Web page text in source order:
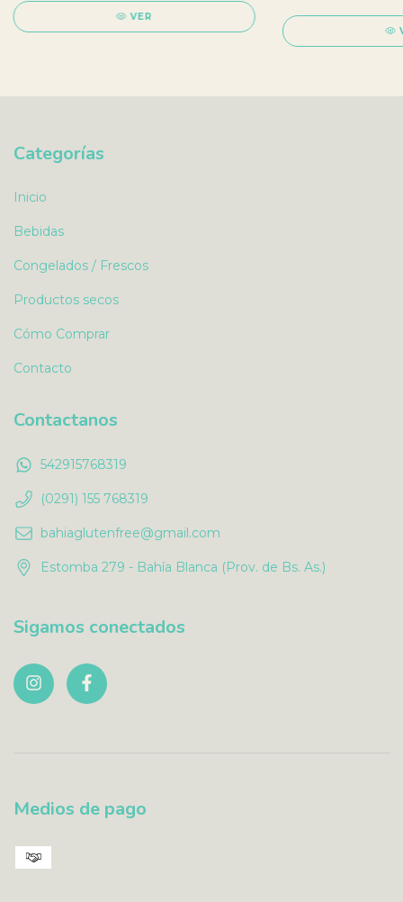
VER
Categorías
Inicio
Bebidas
Congelados / Frescos
Productos secos
Cómo Comprar
Contacto
Contactanos
542915768319
(0291) 155 768319
bahiaglutenfree@gmail.com
Estomba 279 - Bahía Blanca (Prov. de Bs. As.)
Sigamos conectados
Medios de pago